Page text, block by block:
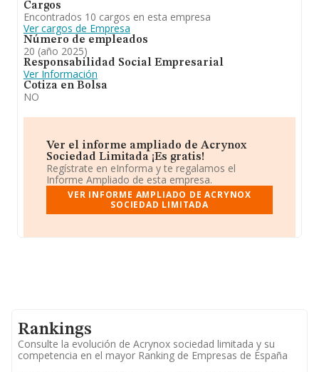
Cargos
Encontrados 10 cargos en esta empresa
Ver cargos de Empresa
Número de empleados
20 (año 2025)
Responsabilidad Social Empresarial
Ver Información
Cotiza en Bolsa
NO
Ver el informe ampliado de Acrynox
Sociedad Limitada ¡Es gratis!
Regístrate en eInforma y te regalamos el
Informe Ampliado de esta empresa.
VER INFORME AMPLIADO DE ACRYNOX
SOCIEDAD LIMITADA
Rankings
Consulte la evolución de Acrynox sociedad limitada y su
competencia en el mayor Ranking de Empresas de España